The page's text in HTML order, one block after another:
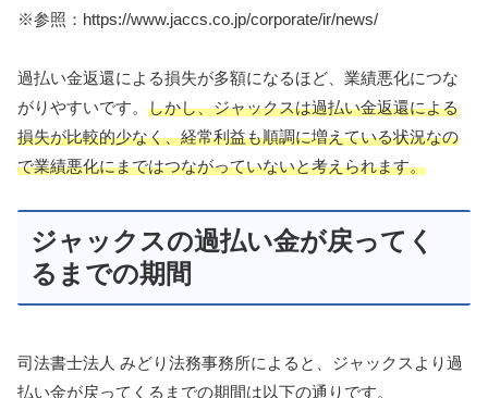
※参照：https://www.jaccs.co.jp/corporate/ir/news/
過払い金返還による損失が多額になるほど、業績悪化につな
がりやすいです。 しかし、ジャックスは過払い金返還による
損失が比較的少なく、経常利益も順調に増えている状況なの
で業績悪化にまではつながっていないと考えられます。
ジャックスの過払い金が戻ってく
るまでの期間
司法書士法人 みどり法務事務所によると、ジャックスより過
払い金が戻ってくるまでの期間は以下の通りです。